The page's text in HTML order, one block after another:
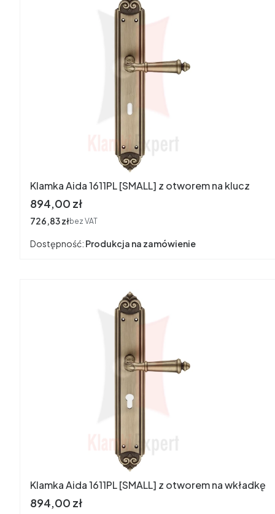
Klamka Aida 1611PL [SMALL] z otworem na klucz
Cena
894,00 zł
Cena
726,83 złbez VAT
Dostępność: Produkcja na zamówienie
Klamka Aida 1611PL [SMALL] z otworem na wkładkę
Cena
894,00 zł